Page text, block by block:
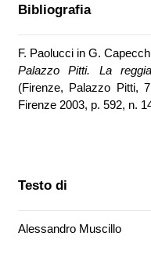
Bibliografia
F. Paolucci in G.
Palazzo Pitti. La
(Firenze, Palazzo Pitti,
Firenze 2003, p. 592, n.
Testo di
Alessandro Muscillo